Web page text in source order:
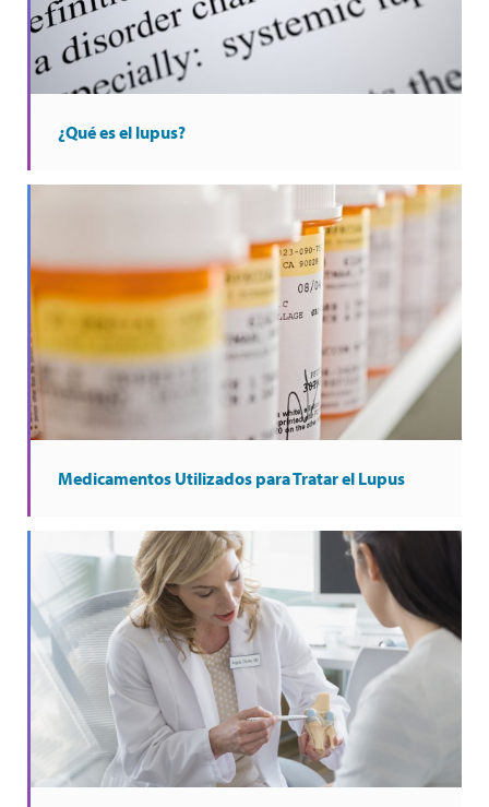
¿Qué es el lupus?
Medicamentos Utilizados para Tratar el Lupus